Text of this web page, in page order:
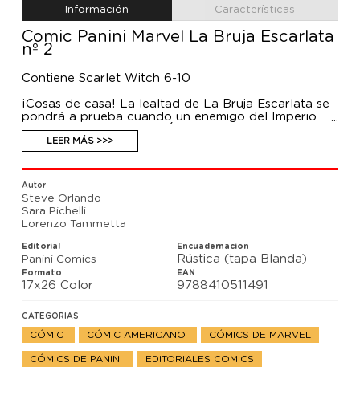
Información Características
Comic Panini Marvel La Bruja Escarlata
nº 2
Contiene Scarlet Witch 6-10
¡Cosas de casa! La lealtad de La Bruja Escarlata se
pondrá a prueba cuando un enemigo del Imperio
Kree-Skrull caiga por la Última Puerta, desesperado
por vengar a sus camaradas caídos. ¿Wanda
honrará el compromiso que asumió de ayudar a los
necesitados? ¿O su amor por su hijo Wiccan y el
marido de éste, Hulkling, triunfará sobre todo?
LEER MÁS >>>
Autor
Steve Orlando
Sara Pichelli
Lorenzo Tammetta
Editorial
Panini Comics
Encuadernacion
Rústica (tapa Blanda)
Formato
17x26 Color
EAN
9788410511491
CATEGORIAS
CÓMIC CÓMIC AMERICANO CÓMICS DE MARVEL
CÓMICS DE PANINI EDITORIALES COMICS